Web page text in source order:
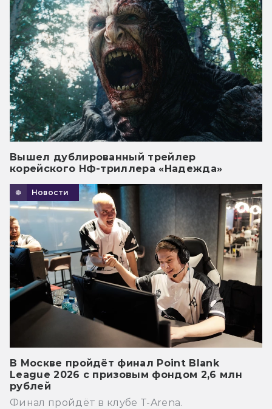
Вышел дублированный трейлер
корейского НФ-триллера «Надежда»
Новости
В Москве пройдёт финал Point Blank
League 2026 с призовым фондом 2,6 млн
рублей
Финал пройдёт в клубе T-Arena.